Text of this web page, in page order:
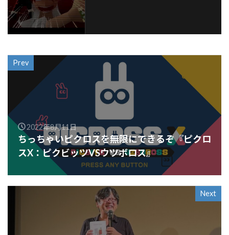
Prev
2022年8月11日
ちっちゃいピクロスを無限にできるぞ『ピクロ
スX：ピクビッツVSウツボロス』
Next